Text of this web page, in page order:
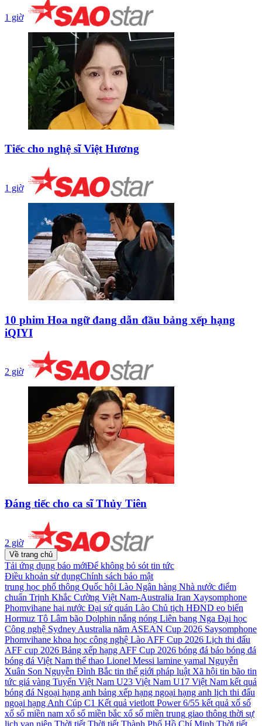
1 giờ
Tiếc cho nghệ sĩ Việt Hương
1 giờ
10 phim Hoa ngữ đang dẫn đầu bảng xếp hạng
iQIYI
2 giờ
Đáng tiếc cho ca sĩ Thủy Tiên
2 giờ
Về trang chủ
Tải ứng dụng báo mớiĐể không bỏ sót tin tức
Điều khoản sử dụngChính sách bảo mật
trung học phổ thông Quốc hội Lào Ngân hàng Nhà nước điểm
chuẩn Trịnh Khắc Cường Việt Nam-Australia Iran Xaysomphone
Phomvihane hai nước Đại sứ quán Lào Chủ tịch HĐND eo biển
Hormuz Tô Lâm bão Dolphin nắng nóng Liên bang Nga Đại học
Công nghệ Sydney Australia năm ASEAN Cup 2026 Saysomphone
Phomvihane khoa học công nghệ Lào AFF Cup 2026 Lịch thi đấu
AFF cup 2026 Bảng xếp hạng AFF Cup 2026 bóng đá báo bóng đá
bóng đá Việt Nam thể thao Lionel Messi lamine yamal Nguyễn
Xuân Son Nguyễn Đình Bắc tin thế giới pháp luật Xã hội tin bão tin
tức giá vàng Tuyển Việt Nam U23 Việt Nam U17 Việt Nam kết quả
bóng đá Ngoại hạng anh bảng xếp hạng ngoại hạng anh lịch thi đấu
ngoại hạng Anh Cúp C1 Kết quả vietlott Power 6/55 kết quả xổ số
xổ số miền nam xổ số miền bắc xổ số miền trung giao thông thời sự
lịch vạn niên Thời tiết Thời tiết Thành Phố Hồ Chí Minh Thời tiết